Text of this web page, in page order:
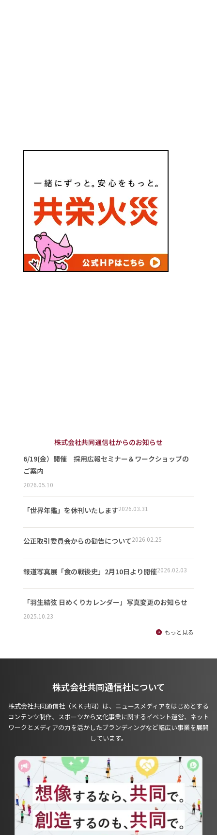
株式会社共同通信社からのお知らせ
6/19(金）開催 採用広報セミナー＆ワークショップの
ご案内
2026.05.10
「世界年鑑」を休刊いたします2026.03.31
公正取引委員会からの勧告について2026.02.25
報道写真展「食の戦後史」2月10日より開催2026.02.03
「羽生結弦 日めくりカレンダー」写真変更のお知らせ
2025.10.23
もっと見る
株式会社共同通信社について
株式会社共同通信社（ＫＫ共同）は、ニュースメディアをはじめとする
コンテンツ制作、スポーツから文化事業に関するイベント運営、ネット
ワークとメディアの力を活かしたブランディングなど幅広い事業を展開
しています。